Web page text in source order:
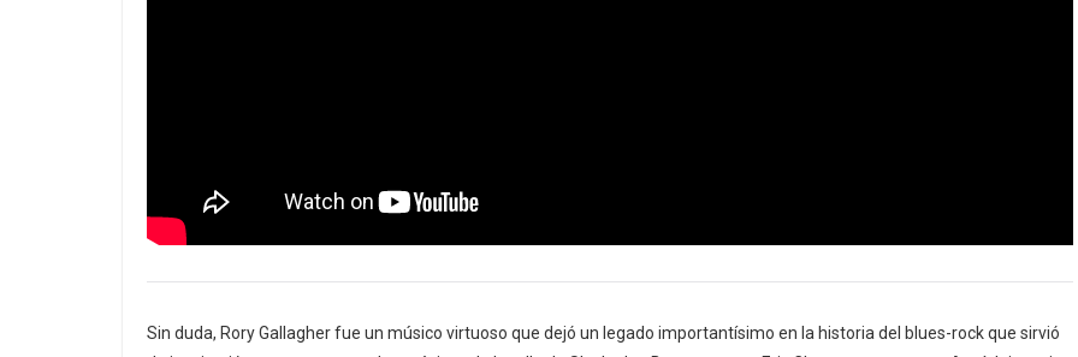
Sin duda, Rory Gallagher fue un músico virtuoso que dejó un legado importantísimo en la historia del blues-rock que sirvió